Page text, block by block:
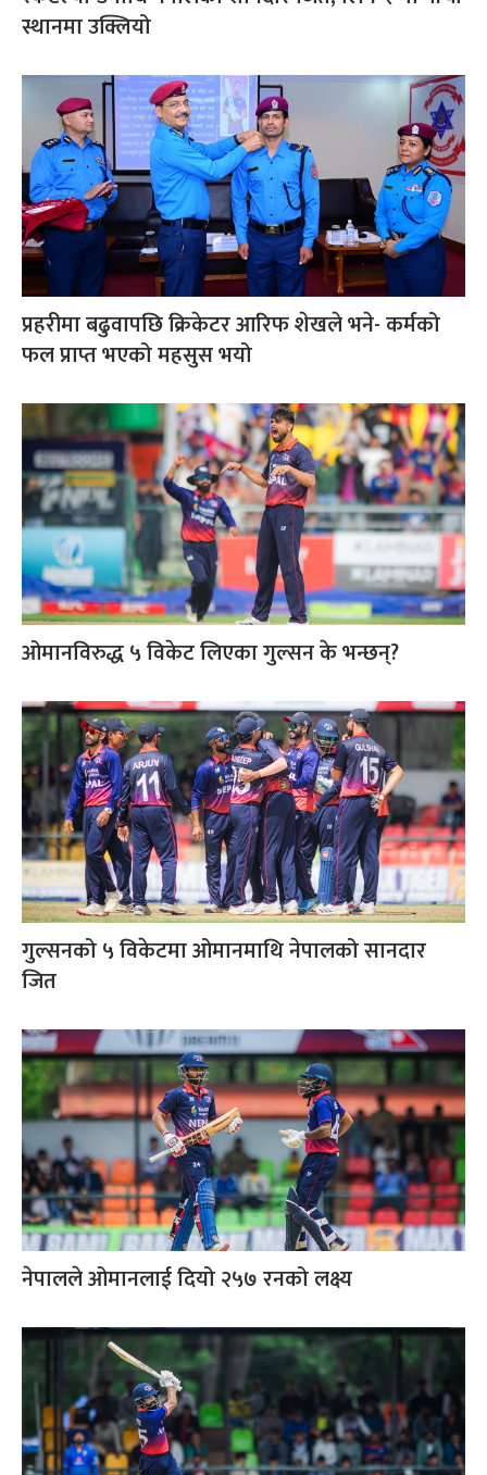
स्थानमा उक्लियो
प्रहरीमा बढुवापछि क्रिकेटर आरिफ शेखले भने- कर्मको
फल प्राप्त भएको महसुस भयो
ओमानविरुद्ध ५ विकेट लिएका गुल्सन के भन्छन्?
गुल्सनको ५ विकेटमा ओमानमाथि नेपालको सानदार
जित
नेपालले ओमानलाई दियो २५७ रनको लक्ष्य